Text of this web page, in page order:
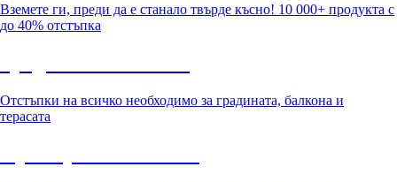
Вземете ги, преди да е станало твърде късно! 10 000+ продукта с
до 40% отстъпка
Отстъпки на всичко необходимо за градината, балкона и
терасата